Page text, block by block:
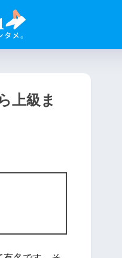
上級ま